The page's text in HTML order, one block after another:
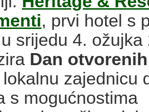
, prvi hotel s
srijedu 4. ožujka
Dan
zajednicu
s mogućnostima